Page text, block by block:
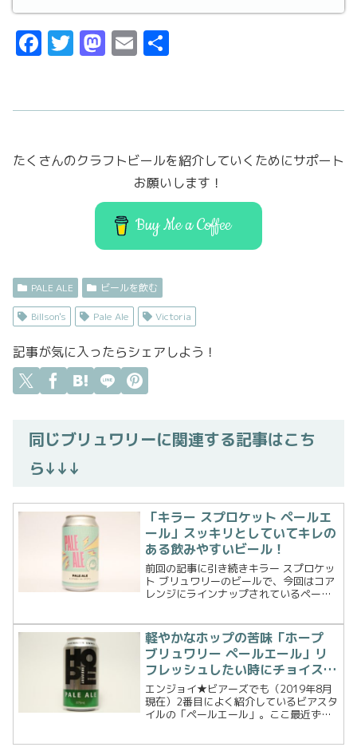
F
e
b
o
T
t
er
M
o
o
n
E
l
たくさんのクラフトビールを紹介していくためにサポート
お願いします！
Buy Me a Coffee
PALE ALE ビールを飲む
Billson's Pale Ale Victoria
記事が気に入ったらシェアしよう！
同じブリュワリーに関連する記事はこち
ら↓↓↓
「キラー スプロケット ペールエ
ール」スッキリとしていてキレの
ある飲みやすいビール！
前回の記事に引き続きキラー スプロケッ
ト ブリュワリーのビールで、今回はコア
レンジにラインナップされているペール
ので、今回はそこまで期待せずに飲んで
みようと思います。ビ...
軽やかなホップの苦味「ホープ
ブリュワリー ペールエール」リ
フレッシュしたい時にチョイスす
べし！
エンジョイ★ビアーズでも（2019年8月
現在）2番目によく紹介しているビアスタ
イルの「ペールエール」。ここ最近ずっ